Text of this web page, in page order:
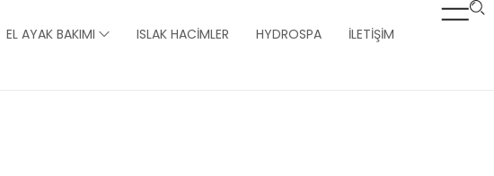
EL AYAK BAKIMI ISLAK HACIMLER HYDROSPA İLETIŞIM